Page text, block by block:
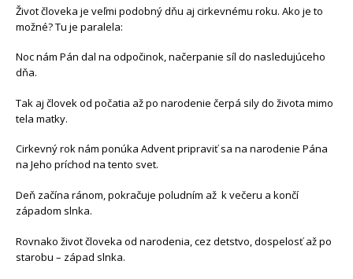
Život človeka je veľmi podobný dňu aj cirkevnému roku. Ako je to
možné? Tu je paralela:
Noc nám Pán dal na odpočinok, načerpanie síl do nasledujúceho
dňa.
Tak aj človek od počatia až po narodenie čerpá sily do života mimo
tela matky.
Cirkevný rok nám ponúka Advent pripraviť sa na narodenie Pána
na Jeho príchod na tento svet.
Deň začína ránom, pokračuje poludním až k večeru a končí
západom slnka.
Rovnako život človeka od narodenia, cez detstvo, dospelosť až po
starobu – západ slnka.